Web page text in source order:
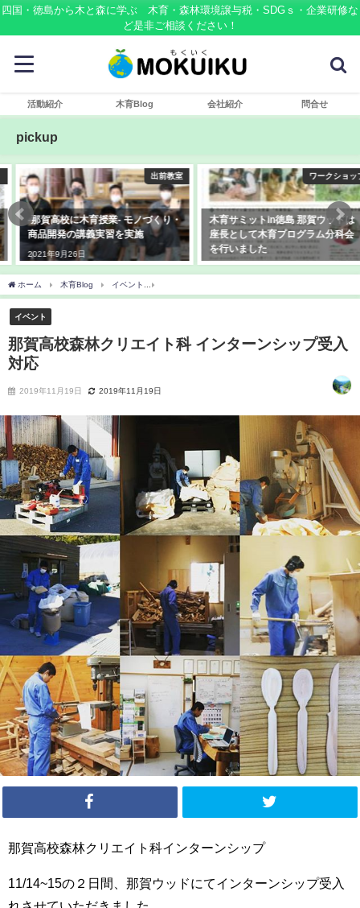
四国・徳島から木と森に学ぶ 木育・森林環境譲与税・SDGｓ・企業研修な
ど是非ご相談ください！
活動紹介 木育Blog 会社紹介 問合せ
pickup
出前教室
-那賀高校に木育授業- モノづくり・
商品開発の講義実習を実施
2021年9月26日
ワークショップ
木育サミットin徳島 那賀ウッドは
座長として木育プログラム分科会
を行いました
ホーム 木育Blog イベント
イベント
那賀高校森林クリエイト科 インターンシップ受入
対応
2019年11月19日 2019年11月19日
那賀高校森林クリエイト科インターンシップ
11/14~15の２日間、那賀ウッドにてインターンシップ受入
れさせていただきました。